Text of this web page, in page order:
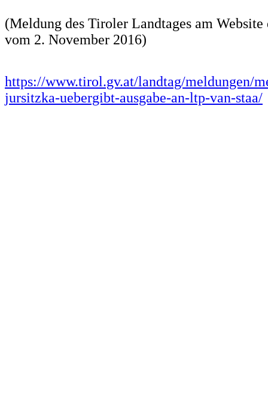
(Meldung des Tiroler Landtages am
vom 2. November 2016)
https://www.tirol.gv.at/landtag/meldungen/
jursitzka-uebergibt-ausgabe-an-ltp-van-staa/